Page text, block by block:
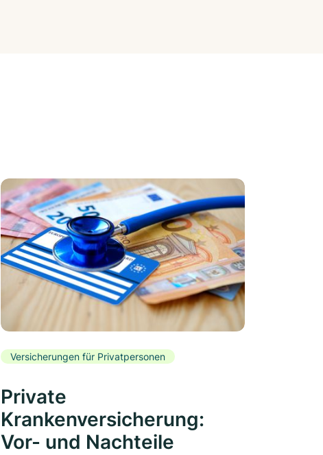
Versicherungen für Privatpersonen
Private
Krankenversicherung:
Vor- und Nachteile